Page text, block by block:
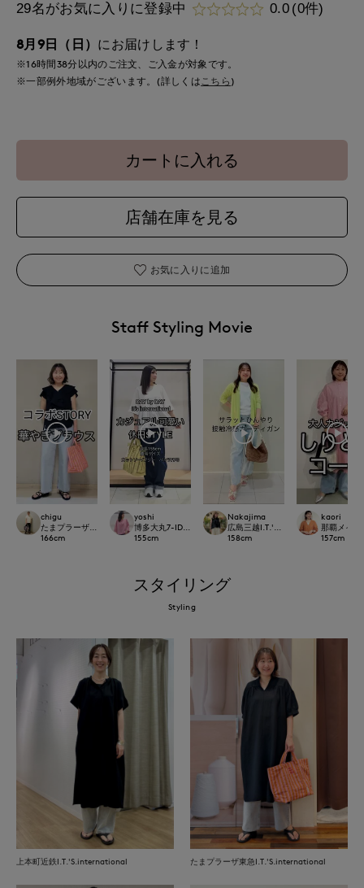
29名がお気に入りに登録中 0.0 (0件)
8月9日（日） にお届けします！
※16時間38分以内のご注文、ご入金が対象です。
※一部例外地域がございます。(詳しくはこちら )
カートに入れる
店舗在庫を見る
お気に入りに追加
Staff Styling Movie
chigu
たまプラーザ東急I.T.'S.international
166cm
yoshi
博多大丸7-IDconcept.
155cm
Nakajima
広島三越I.T.'S.international
158cm
kaori
那覇メイ
157cm
スタイリング
Styling
上本町近鉄I.T.'S.international たまプラーザ東急I.T.'S.international